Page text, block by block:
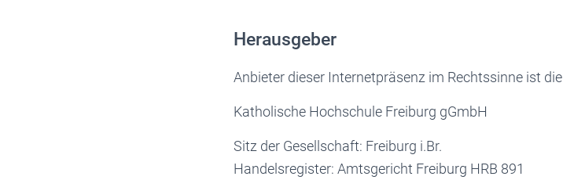
Herausgeber
Anbieter dieser Internetpräsenz im Rechtssinne ist die
Katholische Hochschule Freiburg gGmbH
Sitz der Gesellschaft: Freiburg i.Br.
Handelsregister: Amtsgericht Freiburg HRB 891